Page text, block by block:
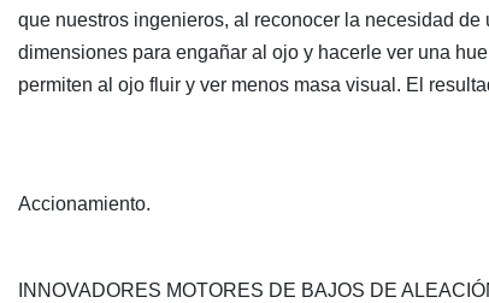
que nuestros ingenieros, al reconocer la necesidad
dimensiones para engañar al ojo y hacerle ver una
permiten al ojo fluir y ver menos masa visual. El
Accionamiento.
INNOVADORES MOTORES DE BAJOS DE